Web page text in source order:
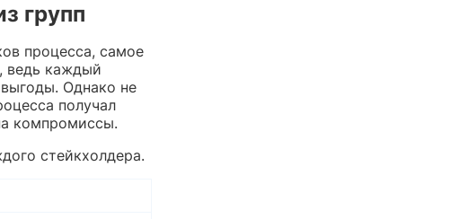
групп
процесса, самое
ведь каждый
Однако не
получал
компромиссы.
стейкхолдера.